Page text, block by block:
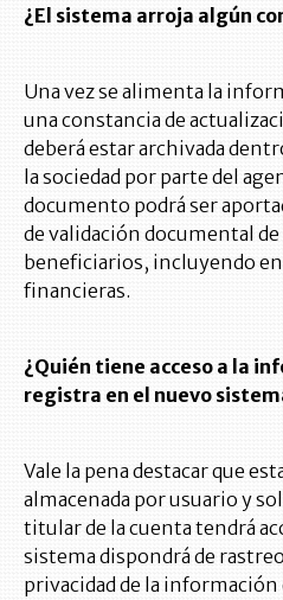
¿El sistema arroja algún
Una vez se alimenta la
una constancia de
deberá estar archivada
la sociedad por parte del
documento podrá ser
de validación documental de
beneficiarios, incluyendo
financieras.
¿Quién tiene acceso a la
registra en el nuevo
Vale la pena destacar que
almacenada por usuario y
titular de la cuenta tendrá
sistema dispondrá de
privacidad de la